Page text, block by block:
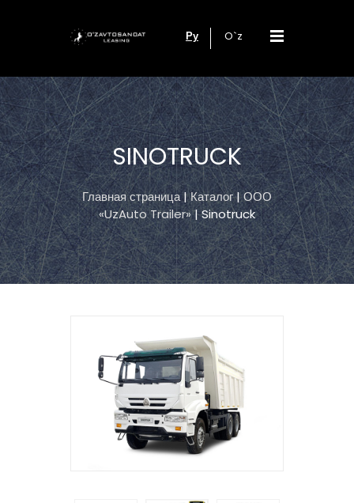
Ру O`z
SINOTRUCK
Главная страница|Каталог|ООО
«UzAuto Trailer»| Sinotruck